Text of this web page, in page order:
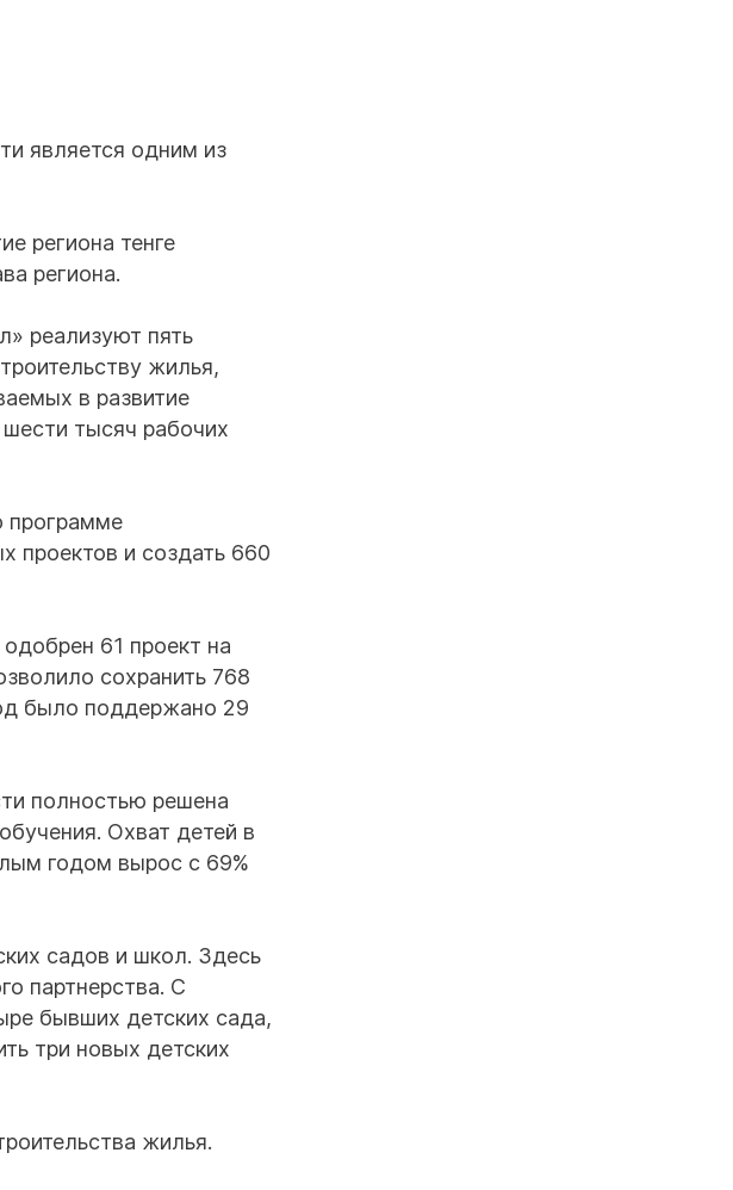
является одним из
региона тенге
региона.
реализуют пять
жилья,
в развитие
тысяч рабочих
программе
проектов и создать 660
61 проект на
сохранить 768
было поддержано 29
полностью решена
Охват детей в
годом вырос с 69%
садов и школ. Здесь
партнерства. С
бывших детских сада,
три новых детских
жилья.